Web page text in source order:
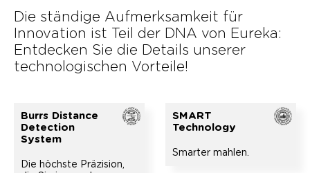
Die ständige Aufmerksamkeit für
Innovation ist Teil der DNA von Eureka:
Entdecken Sie die Details unserer
technologischen Vorteile!
Burrs Distance
Detection
System
Die höchste Präzision,
SMART
Technology
Smarter mahlen.